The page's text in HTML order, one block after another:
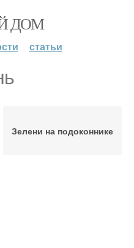
ДОМ
статьи
Зелени на подоконнике